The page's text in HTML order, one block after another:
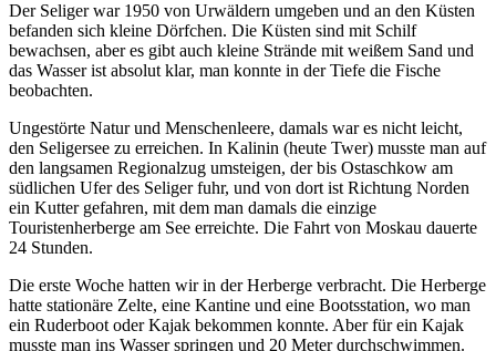
Der Seliger war 1950 von Urwäldern umgeben und an den Küsten
befanden sich kleine Dörfchen. Die Küsten sind mit Schilf
bewachsen, aber es gibt auch kleine Strände mit weißem Sand und
das Wasser ist absolut klar, man konnte in der Tiefe die Fische
beobachten.
Ungestörte Natur und Menschenleere, damals war es nicht leicht,
den Seligersee zu erreichen. In Kalinin (heute Twer) musste man auf
den langsamen Regionalzug umsteigen, der bis Ostaschkow am
südlichen Ufer des Seliger fuhr, und von dort ist Richtung Norden
ein Kutter gefahren, mit dem man damals die einzige
Touristenherberge am See erreichte. Die Fahrt von Moskau dauerte
24 Stunden.
Die erste Woche hatten wir in der Herberge verbracht. Die Herberge
hatte stationäre Zelte, eine Kantine und eine Bootsstation, wo man
ein Ruderboot oder Kajak bekommen konnte. Aber für ein Kajak
musste man ins Wasser springen und 20 Meter durchschwimmen.